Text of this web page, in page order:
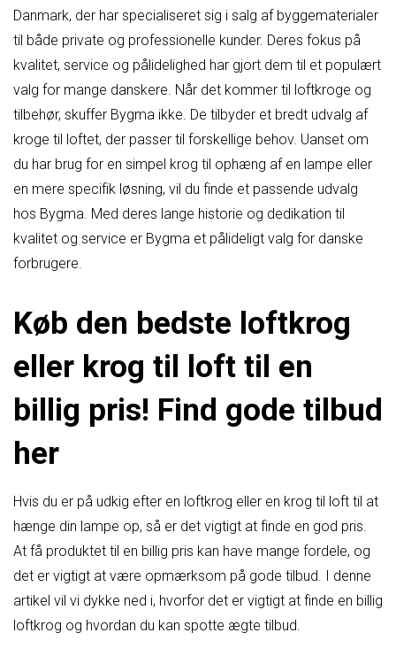
Danmark, der har specialiseret sig i salg af byggematerialer
til både private og professionelle kunder. Deres fokus på
kvalitet, service og pålidelighed har gjort dem til et populært
valg for mange danskere. Når det kommer til loftkroge og
tilbehør, skuffer Bygma ikke. De tilbyder et bredt udvalg af
kroge til loftet, der passer til forskellige behov. Uanset om
du har brug for en simpel krog til ophæng af en lampe eller
en mere specifik løsning, vil du finde et passende udvalg
hos Bygma. Med deres lange historie og dedikation til
kvalitet og service er Bygma et pålideligt valg for danske
forbrugere.
Køb den bedste loftkrog
eller krog til loft til en
billig pris! Find gode tilbud
her
Hvis du er på udkig efter en loftkrog eller en krog til loft til at
hænge din lampe op, så er det vigtigt at finde en god pris.
At få produktet til en billig pris kan have mange fordele, og
det er vigtigt at være opmærksom på gode tilbud. I denne
artikel vil vi dykke ned i, hvorfor det er vigtigt at finde en billig
loftkrog og hvordan du kan spotte ægte tilbud.